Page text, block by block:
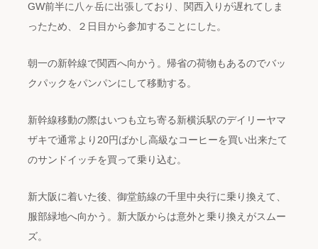
#アイデア #イベント #インド #エッセイ
アパートメントについて
寄付について
配信
GW前半に八ヶ岳に出張しており、関西入りが遅れてしま
ったため、２日目から参加することにした。
朝一の新幹線で関西へ向かう。帰省の荷物もあるのでバッ
クパックをパンパンにして移動する。
新幹線移動の際はいつも立ち寄る新横浜駅のデイリーヤマ
ザキで通常より20円ばかし高級なコーヒーを買い出来たて
のサンドイッチを買って乗り込む。
新大阪に着いた後、御堂筋線の千里中央行に乗り換えて、
服部緑地へ向かう。新大阪からは意外と乗り換えがスムー
ズ。